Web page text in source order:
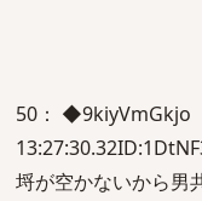
50： ◆9kiyVmGkjo
埒が空かないから男